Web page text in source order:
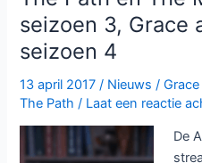
Westworld
aan
kop
seizoen 3, Grace
seizoen 4
13 april 2017/ Nieuws /
The Path / Laat een reactie
De